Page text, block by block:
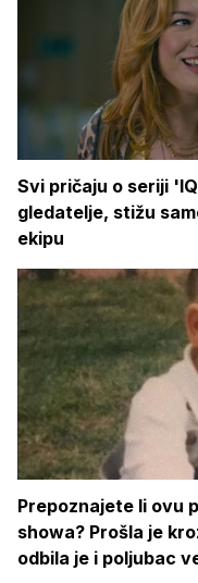
Svi pričaju o seriji
gledatelje, stižu
ekipu
Prepoznajete li ovu
showa? Prošla je
odbila je i poljubac